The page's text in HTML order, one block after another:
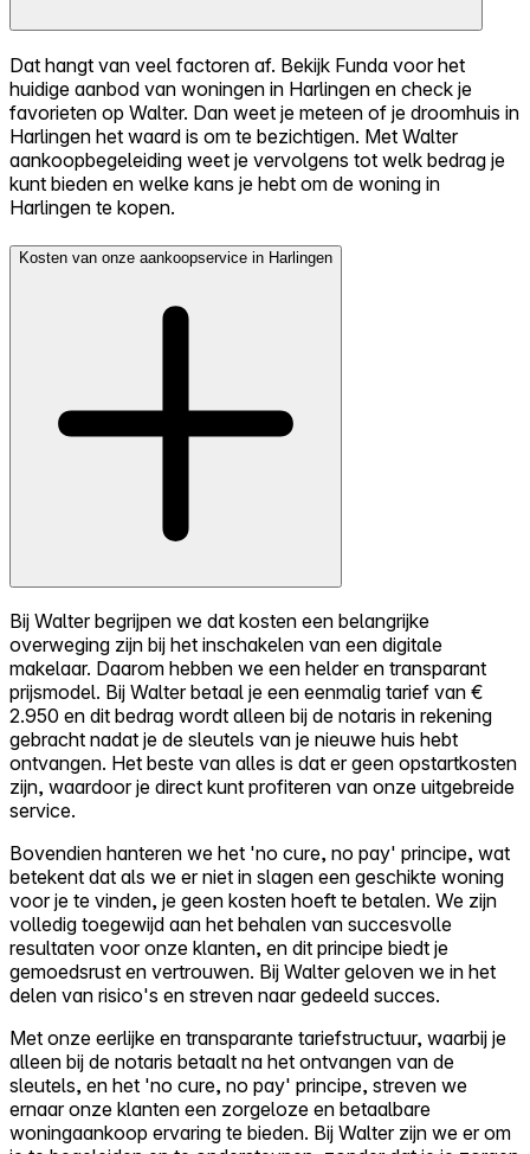
Dat hangt van veel factoren af. Bekijk Funda voor het
huidige aanbod van woningen in Harlingen en check je
favorieten op Walter. Dan weet je meteen of je droomhuis in
Harlingen het waard is om te bezichtigen. Met Walter
aankoopbegeleiding weet je vervolgens tot welk bedrag je
kunt bieden en welke kans je hebt om de woning in
Harlingen te kopen.
Kosten van onze aankoopservice in Harlingen
Bij Walter begrijpen we dat kosten een belangrijke
overweging zijn bij het inschakelen van een digitale
makelaar. Daarom hebben we een helder en transparant
prijsmodel. Bij Walter betaal je een eenmalig tarief van €
2.950 en dit bedrag wordt alleen bij de notaris in rekening
gebracht nadat je de sleutels van je nieuwe huis hebt
ontvangen. Het beste van alles is dat er geen opstartkosten
zijn, waardoor je direct kunt profiteren van onze uitgebreide
service.
Bovendien hanteren we het 'no cure, no pay' principe, wat
betekent dat als we er niet in slagen een geschikte woning
voor je te vinden, je geen kosten hoeft te betalen. We zijn
volledig toegewijd aan het behalen van succesvolle
resultaten voor onze klanten, en dit principe biedt je
gemoedsrust en vertrouwen. Bij Walter geloven we in het
delen van risico's en streven naar gedeeld succes.
Met onze eerlijke en transparante tariefstructuur, waarbij je
alleen bij de notaris betaalt na het ontvangen van de
sleutels, en het 'no cure, no pay' principe, streven we
ernaar onze klanten een zorgeloze en betaalbare
woningaankoop ervaring te bieden. Bij Walter zijn we er om